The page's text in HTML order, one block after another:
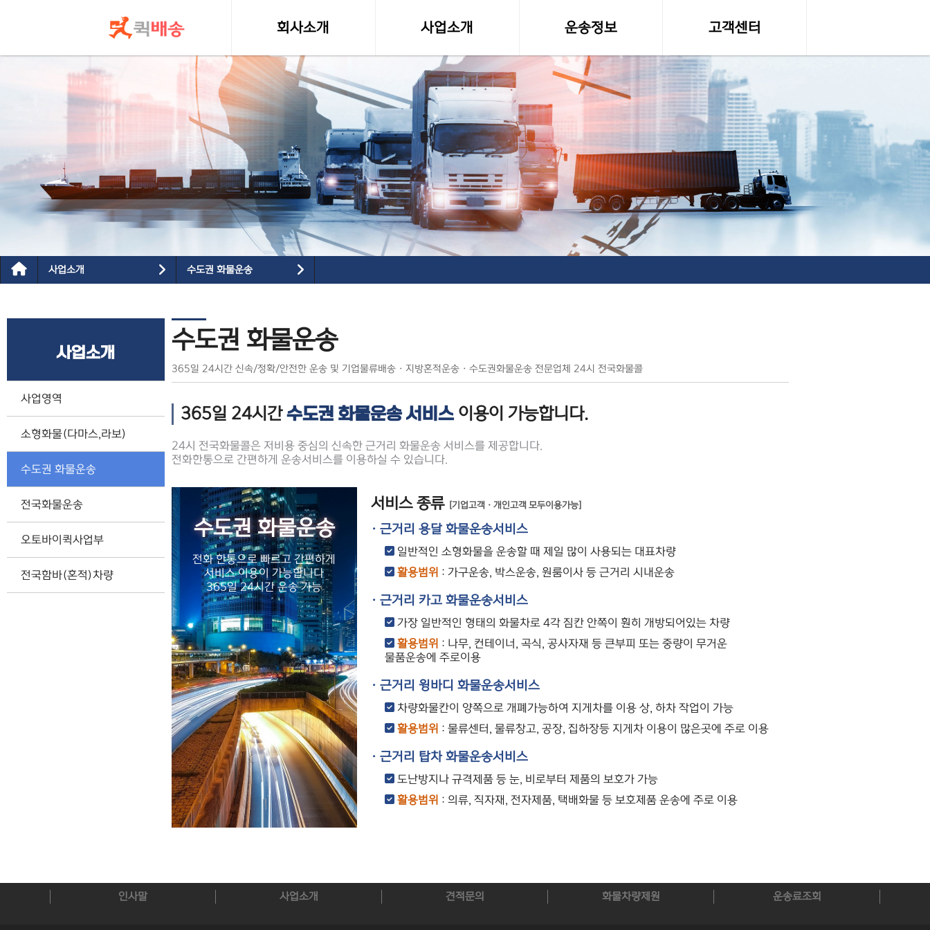
회사소개
인사말
사업소개
사업영역
소형화물(다마스,라보)
전국화물운송
오토바이퀵사업부
전국당일연계배송
운송정보
화물차량제원
전국화물 운송료조회
화물운송 이용약관
고속버스터미널-탁송료
고객센터
온라인 견적문의
공지사항, 자료실
서비스이용약관
개인정보 취급방침
사업소개 수도권 화물운송
사업소개
사업영역
소형화물(다마스,라보)
수도권 화물운송
전국화물운송
오토바이퀵사업부
전국함바(혼적)차량
수도권 화물운송
365일 24시간 신속/정확/안전한 운송 및 기업물류배송 · 지방혼적운송 · 수도권화물운송 전문업체 24시 전국화물콜
365일 24시간수도권 화물운송 서비스 이용이 가능합니다.
24시 전국화물콜은 저비용 중심의 신속한 근거리 화물운송 서비스를 제공합니다.
전화한통으로 간편하게 운송서비스를 이용하실 수 있습니다.
수도권 화물운송
전화 한통으로 빠르고 간편하게
서비스 이용이 가능합니다
365일 24시간 운송 가능
서비스 종류 [기업고객 · 개인고객 모두이용가능]
· 근거리 용달 화물운송서비스
일반적인 소형화물을 운송할 때 제일 많이 사용되는 대표차량
활용범위 : 가구운송, 박스운송, 원룸이사 등 근거리 시내운송
· 근거리 카고 화물운송서비스
가장 일반적인 형태의 화물차로 4각 짐칸 안쪽이 훤히 개방되어있는 차량
활용범위 : 나무, 컨테이너, 곡식, 공사자재 등 큰부피 또는 중량이 무거운
물품운송에 주로이용
· 근거리 윙바디 화물운송서비스
차량화물칸이 양쪽으로 개폐가능하여 지게차를 이용 상, 하차 작업이 가능
활용범위 : 물류센터, 물류창고, 공장, 집하장등 지게차 이용이 많은곳에 주로 이용
· 근거리 탑차 화물운송서비스
도난방지나 규격제품 등 눈, 비로부터 제품의 보호가 가능
활용범위 : 의류, 직자재, 전자제품, 택배화물 등 보호제품 운송에 주로 이용
인사말 사업소개 견적문의 화물차량제원 운송료조회